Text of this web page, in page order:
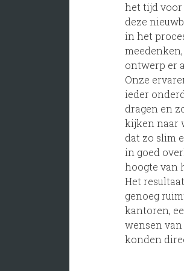
het tijd voor
deze
in het
ontwerp er
Onze
ieder
dragen en
kijken naar
dat zo slim
in goed
hoogte van
Het
genoeg
kantoren,
wensen
konden